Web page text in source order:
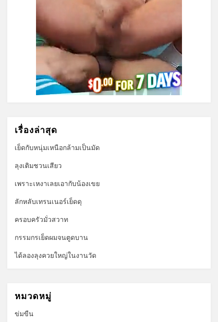
เรื่องล่าสุด
เย็ดกับหนุ่มเหนือกล้ามเป็นมัด
ลุงเติมชวนเสียว
เพราะเหงาเลยเอากับน้องเขย
ลักหลับเทรนเนอร์เย็ดดุ
ครอบครัวมั่วสวาท
กรรมกรเย็ดผมจนตูดบาน
ได้ลองลุงควยใหญ่ในงานวัด
หมวดหมู่
ข่มขืน